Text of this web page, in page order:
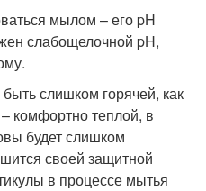
мылом – его pH
слабощелочной pH,
слишком горячей, как
комфортно теплой, в
будет слишком
своей защитной
в процессе мытья